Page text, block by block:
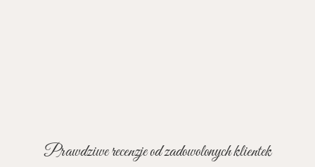
Prawdziwe recenzje od zadowolonych klientek